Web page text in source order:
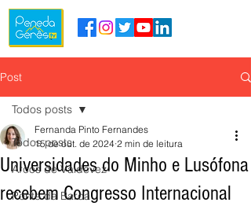
Post
Todos posts
Arcos de Valdevez
Ponte da Barca
Todos posts
Universidades do Minho e Lusófona
recebem Congresso Internacional
Fernanda Pinto Fernandes
15 de out. de 2024 2 min de leitura